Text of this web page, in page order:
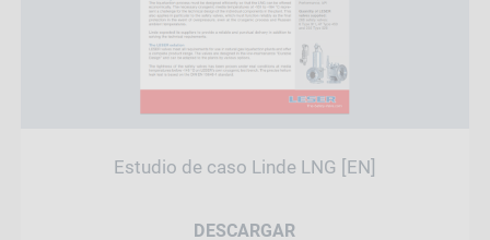
Estudio de caso Linde LNG [EN]
DESCARGAR